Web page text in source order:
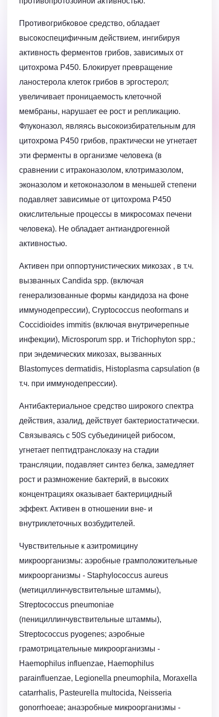
Противогрибковое средство, обладает
высокоспецифичным действием, ингибируя
активность ферментов грибов, зависимых от
цитохрома Р450. Блокирует превращение
ланостерола клеток грибов в эргостерол;
увеличивает проницаемость клеточной
мембраны, нарушает ее рост и репликацию.
Флуконазол, являясь высокоизбирательным для
цитохрома Р450 грибов, практически не угнетает
эти ферменты в организме человека (в
сравнении с итраконазолом, клотримазолом,
эконазолом и кетоконазолом в меньшей степени
подавляет зависимые от цитохрома Р450
окислительные процессы в микросомах печени
человека). Не обладает антиандрогенной
активностью.
Активен при оппортунистических микозах , в т.ч.
вызванных Candida spp. (включая
генерализованные формы кандидоза на фоне
иммунодепрессии), Cryptococcus neoformans и
Coccidioides immitis (включая внутричерепные
инфекции), Microsporum spp. и Trichophyton spp.;
при эндемических микозах, вызванных
Blastomyces dermatidis, Histoplasma capsulation (в
т.ч. при иммунодепрессии).
Антибактериальное средство широкого спектра
действия, азалид, действует бактериостатически.
Связываясь с 50S субъединицей рибосом,
угнетает пептидтранслоказу на стадии
трансляции, подавляет синтез белка, замедляет
рост и размножение бактерий, в высоких
концентрациях оказывает бактерицидный
эффект. Активен в отношении вне- и
внутриклеточных возбудителей.
Чувствительные к азитромицину
микроорганизмы: аэробные грамположительные
микроорганизмы - Staphylococcus aureus
(метициллинчувствительные штаммы),
Streptococcus pneumoniae
(пенициллинчувствительные штаммы),
Streptococcus pyogenes; аэробные
грамотрицательные микроорганизмы -
Haemophilus influenzae, Haemophilus
parainfluenzae, Legionella pneumophila, Moraxella
catarrhalis, Pasteurella multocida, Neisseria
gonorrhoeae; анаэробные микроорганизмы -